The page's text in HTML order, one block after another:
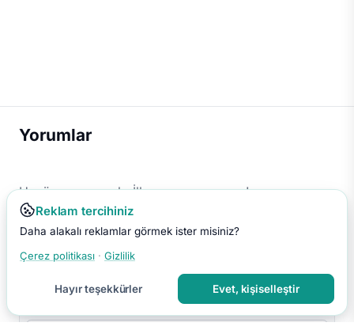
Yorumlar
Henüz yorum yok. İlk yorumu sen yap!
Reklam tercihiniz
Daha alakalı reklamlar görmek ister misiniz?
Çerez politikası · Gizlilik
Hayır teşekkürler Evet, kişiselleştir